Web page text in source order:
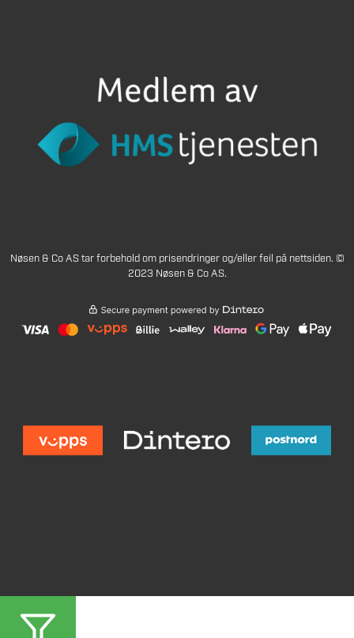
Nøsen & Co AS tar forbehold om prisendringer og/eller feil på nettsiden. ©
2023 Nøsen & Co AS.
Varen er lagt i handlekurven.